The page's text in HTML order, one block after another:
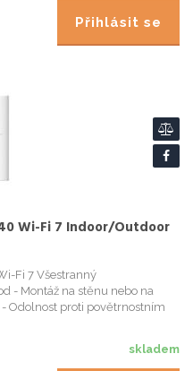
Přihlásit se
Wi-Fi 7 Indoor/Outdoor
Fi 7 Všestranný
- Montáž na stěnu nebo na
Odolnost proti povětrnostním
skladem